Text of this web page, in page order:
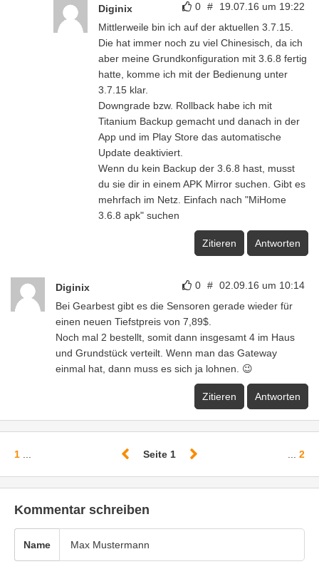
0 # 19.07.16 um 19:22
Diginix
Mittlerweile bin ich auf der aktuellen 3.7.15.
Die hat immer noch zu viel Chinesisch, da ich
aber meine Grundkonfiguration mit 3.6.8 fertig
hatte, komme ich mit der Bedienung unter
3.7.15 klar.
Downgrade bzw. Rollback habe ich mit
Titanium Backup gemacht und danach in der
App und im Play Store das automatische
Update deaktiviert.
Wenn du kein Backup der 3.6.8 hast, musst
du sie dir in einem APK Mirror suchen. Gibt es
mehrfach im Netz. Einfach nach "MiHome
3.6.8 apk" suchen
Zitieren Antworten
0 # 02.09.16 um 10:14
Diginix
Bei Gearbest gibt es die Sensoren gerade wieder für
einen neuen Tiefstpreis von 7,89$.
Noch mal 2 bestellt, somit dann insgesamt 4 im Haus
und Grundstück verteilt. Wenn man das Gateway
einmal hat, dann muss es sich ja lohnen. 😉
Zitieren Antworten
1 2
Seite 1
Kommentar schreiben
Name